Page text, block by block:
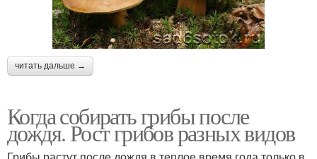
читать дальше →
Когда собирать грибы после
дождя. Рост грибов разных видов